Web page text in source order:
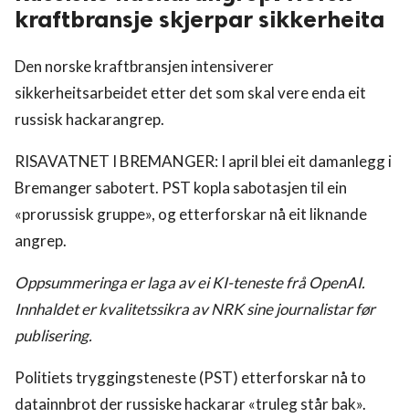
kraftbransje skjerpar sikkerheita
Den norske kraftbransjen intensiverer
sikkerheitsarbeidet etter det som skal vere enda eit
russisk hackarangrep.
RISAVATNET I BREMANGER: I april blei eit damanlegg i
Bremanger sabotert. PST kopla sabotasjen til ein
«prorussisk gruppe», og etterforskar nå eit liknande
angrep.
Oppsummeringa er laga av ei KI-teneste frå OpenAI.
Innhaldet er kvalitetssikra av NRK sine journalistar før
publisering.
Politiets tryggingsteneste (PST) etterforskar nå to
datainnbrot der russiske hackarar «truleg står bak».